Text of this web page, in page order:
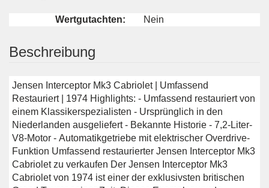
Wertgutachten: Nein
Beschreibung
Jensen Interceptor Mk3 Cabriolet | Umfassend
Restauriert | 1974 Highlights: - Umfassend restauriert von
einem Klassikerspezialisten - Ursprünglich in den
Niederlanden ausgeliefert - Bekannte Historie - 7,2-Liter-
V8-Motor - Automatikgetriebe mit elektrischer Overdrive-
Funktion Umfassend restaurierter Jensen Interceptor Mk3
Cabriolet zu verkaufen Der Jensen Interceptor Mk3
Cabriolet von 1974 ist einer der exklusivsten britischen